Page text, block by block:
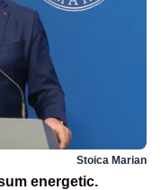
Stoica Marian
energetic.